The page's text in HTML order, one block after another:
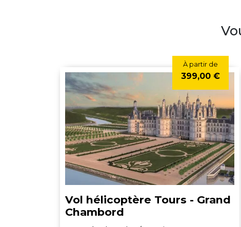
Vol hélicoptère Tours - Grand
Chambord
À partir de
399,00 €